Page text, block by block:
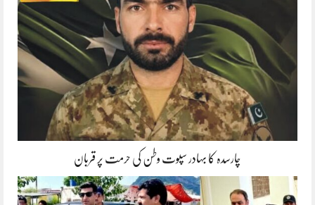
چارسدہ کا بہادر سپوت وطن کی حرمت پر قربان